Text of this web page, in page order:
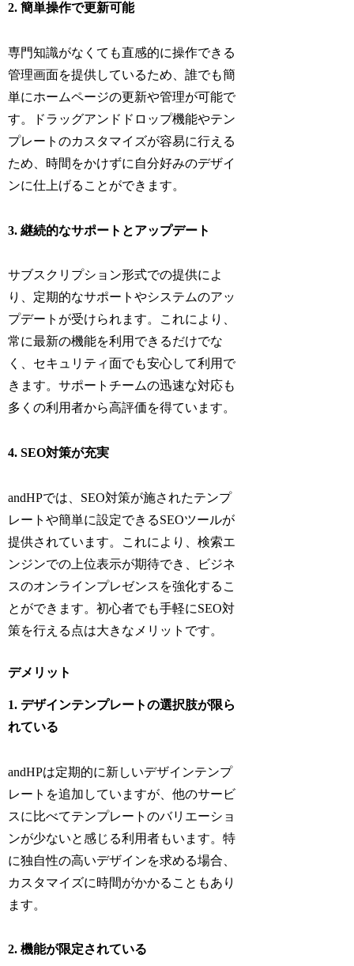
2. 簡単操作で更新可能
専門知識がなくても直感的に操作できる
管理画面を提供しているため、誰でも簡
単にホームページの更新や管理が可能で
す。ドラッグアンドドロップ機能やテン
プレートのカスタマイズが容易に行える
ため、時間をかけずに自分好みのデザイ
ンに仕上げることができます。
3. 継続的なサポートとアップデート
サブスクリプション形式での提供によ
り、定期的なサポートやシステムのアッ
プデートが受けられます。これにより、
常に最新の機能を利用できるだけでな
く、セキュリティ面でも安心して利用で
きます。サポートチームの迅速な対応も
多くの利用者から高評価を得ています。
4. SEO対策が充実
andHPでは、SEO対策が施されたテンプ
レートや簡単に設定できるSEOツールが
提供されています。これにより、検索エ
ンジンでの上位表示が期待でき、ビジネ
スのオンラインプレゼンスを強化するこ
とができます。初心者でも手軽にSEO対
策を行える点は大きなメリットです。
デメリット
1. デザインテンプレートの選択肢が限ら
れている
andHPは定期的に新しいデザインテンプ
レートを追加していますが、他のサービ
スに比べてテンプレートのバリエーショ
ンが少ないと感じる利用者もいます。特
に独自性の高いデザインを求める場合、
カスタマイズに時間がかかることもあり
ます。
2. 機能が限定されている